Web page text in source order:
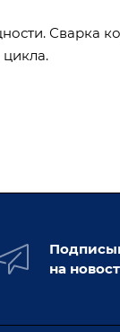
Сварка
на